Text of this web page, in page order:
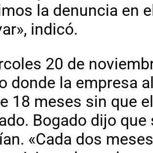
la denuncia en
indicó.
20 de
donde la empresa
18 meses sin que
Bogado dijo
«Cada dos